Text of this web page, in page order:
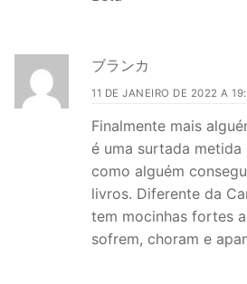
ブランカ
11 DE JANEIRO DE 2022 A
Finalmente mais
é uma surtada
como alguém
livros. Diferente da
tem mocinhas fortes
sofrem, choram e